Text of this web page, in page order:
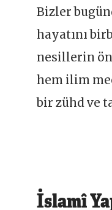
Bizler
hayatını
nesillerin
hem ilim
bir zühd ve
İslamî